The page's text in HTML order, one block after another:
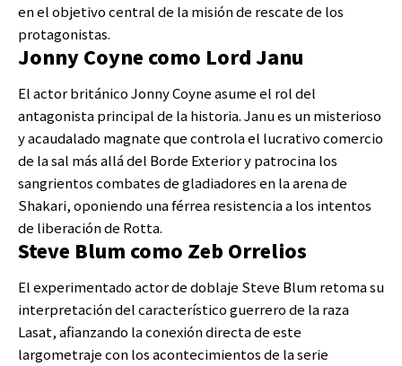
en el objetivo central de la misión de rescate de los
protagonistas.
Jonny Coyne como Lord Janu
El actor británico Jonny Coyne asume el rol del
antagonista principal de la historia. Janu es un misterioso
y acaudalado magnate que controla el lucrativo comercio
de la sal más allá del Borde Exterior y patrocina los
sangrientos combates de gladiadores en la arena de
Shakari, oponiendo una férrea resistencia a los intentos
de liberación de Rotta.
Steve Blum como Zeb Orrelios
El experimentado actor de doblaje Steve Blum retoma su
interpretación del característico guerrero de la raza
Lasat, afianzando la conexión directa de este
largometraje con los acontecimientos de la serie